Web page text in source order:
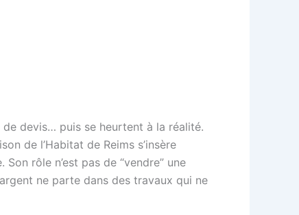
devis… puis se heurtent à la réalité.
de l’Habitat de Reims s’insère
rôle n’est pas de “vendre” une
ne parte dans des travaux qui ne